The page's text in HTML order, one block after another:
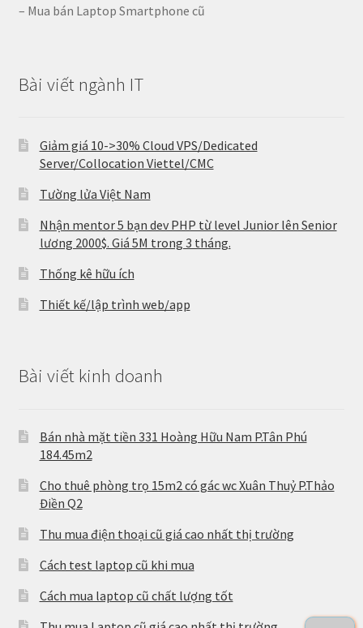
– Mua bán Laptop Smartphone cũ
Bài viết ngành IT
Giảm giá 10->30% Cloud VPS/Dedicated
Server/Collocation Viettel/CMC
Tường lửa Việt Nam
Nhận mentor 5 bạn dev PHP từ level Junior lên Senior
lương 2000$. Giá 5M trong 3 tháng.
Thống kê hữu ích
Thiết kế/lập trình web/app
Bài viết kinh doanh
Bán nhà mặt tiền 331 Hoàng Hữu Nam P.Tân Phú
184.45m2
Cho thuê phòng trọ 15m2 có gác wc Xuân Thuỷ P.Thảo
Điền Q2
Thu mua điện thoại cũ giá cao nhất thị trường
Cách test laptop cũ khi mua
Cách mua laptop cũ chất lượng tốt